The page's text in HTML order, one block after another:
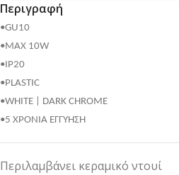
Περιγραφή
•GU10
•MAX 10W
•IP20
•PLASTIC
•WHITE | DARK CHROME
•5 ΧΡΟΝΙΑ ΕΓΓΥΗΣΗ
Περιλαμβάνει κεραμικό ντουί